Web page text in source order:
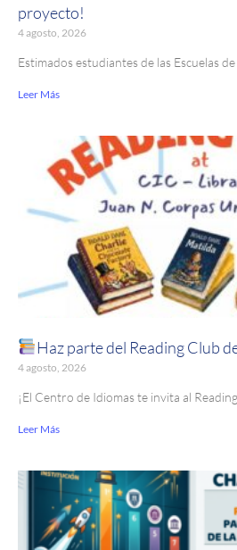
proyecto!
4 agosto, 2026
Estimados estudiantes de las Escuelas
Leer Más
Haz parte del Reading Club
4 agosto, 2026
¡El Centro de Idiomas te invita al
Leer Más